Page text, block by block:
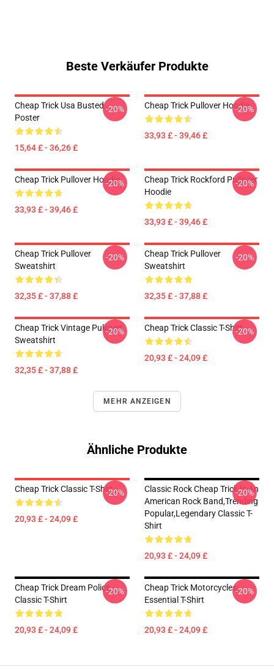
Beste Verkäufer Produkte
Cheap Trick Usa Busted
Poster
15,64 £ - 36,26 £
-20% Cheap Trick Pullover Hoodie
33,93 £ - 39,46 £
-20%
Cheap Trick Pullover Hoodie
33,93 £ - 39,46 £
-20%
Cheap Trick Rockford Pullover
Hoodie
33,93 £ - 39,46 £
-20%
Cheap Trick Pullover
Sweatshirt
32,35 £ - 37,88 £
-20%
Cheap Trick Pullover
Sweatshirt
32,35 £ - 37,88 £
-20%
Cheap Trick Vintage Pullover
Sweatshirt
32,35 £ - 37,88 £
-20% Cheap Trick Classic T-Shirt
20,93 £ - 24,09 £
-20%
MEHR ANZEIGEN
Ähnliche Produkte
Cheap Trick Classic T-Shirt
20,93 £ - 24,09 £
-20%
Classic Rock Cheap Trick Is An
American Rock Band,trending
Popular,legendary Classic T-
Shirt
20,93 £ - 24,09 £
-20%
Cheap Trick Dream Police
Classic T-Shirt
20,93 £ - 24,09 £
-20%
Cheap Trick Motorcycles
Essential T-Shirt
20,93 £ - 24,09 £
-20%